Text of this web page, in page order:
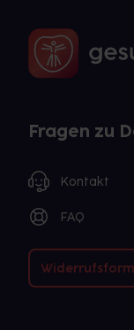
Fragen zu
Kontakt
FAQ